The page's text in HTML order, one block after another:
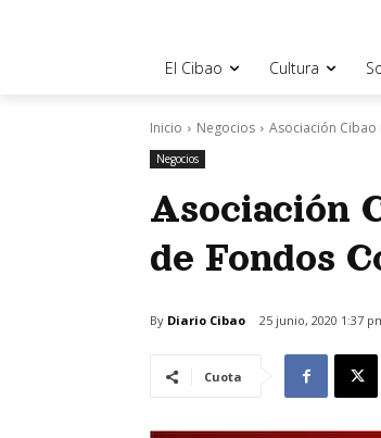
El Cibao Cultura
Inicio Negocios Asociación
Negocios
Asociación
de Fondos
By Diario Cibao 25 junio, 2020 1:37
Cuota